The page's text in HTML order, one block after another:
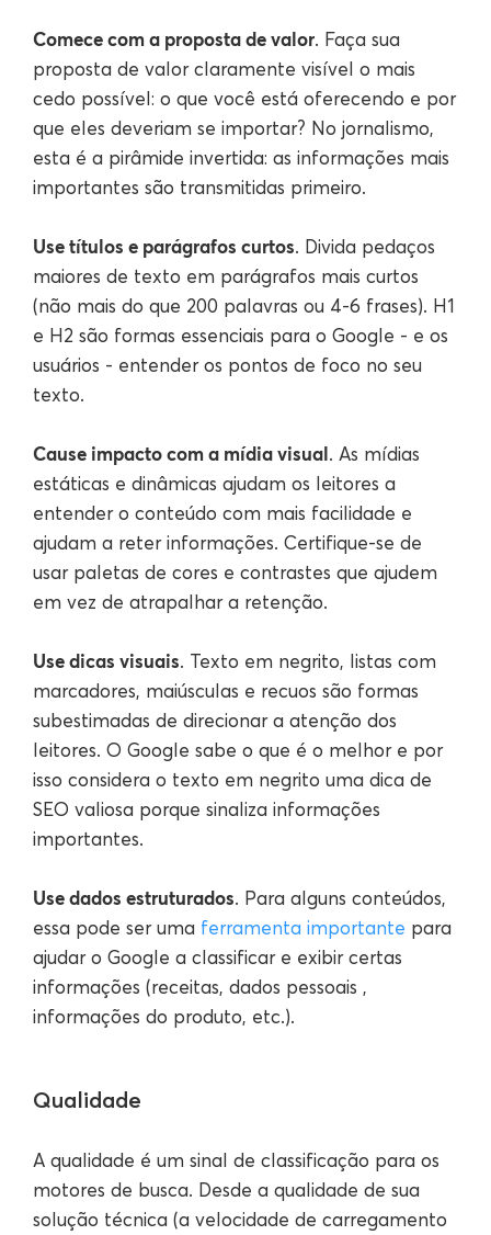
Comece com a proposta de valor. Faça sua
proposta de valor claramente visível o mais
cedo possível: o que você está oferecendo e por
que eles deveriam se importar? No jornalismo,
esta é a pirâmide invertida: as informações mais
importantes são transmitidas primeiro.
Use títulos e parágrafos curtos. Divida pedaços
maiores de texto em parágrafos mais curtos
(não mais do que 200 palavras ou 4-6 frases). H1
e H2 são formas essenciais para o Google - e os
usuários - entender os pontos de foco no seu
texto.
Cause impacto com a mídia visual. As mídias
estáticas e dinâmicas ajudam os leitores a
entender o conteúdo com mais facilidade e
ajudam a reter informações. Certifique-se de
usar paletas de cores e contrastes que ajudem
em vez de atrapalhar a retenção.
Use dicas visuais. Texto em negrito, listas com
marcadores, maiúsculas e recuos são formas
subestimadas de direcionar a atenção dos
leitores. O Google sabe o que é o melhor e por
isso considera o texto em negrito uma dica de
SEO valiosa porque sinaliza informações
importantes.
Use dados estruturados. Para alguns conteúdos,
essa pode ser uma ferramenta importante para
ajudar o Google a classificar e exibir certas
informações (receitas, dados pessoais ,
informações do produto, etc.).
Qualidade
A qualidade é um sinal de classificação para os
motores de busca. Desde a qualidade de sua
solução técnica (a velocidade de carregamento